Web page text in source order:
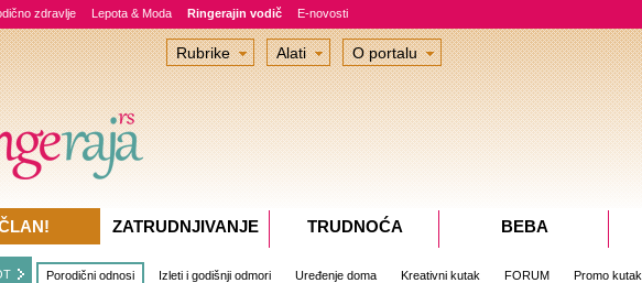
zdravlje Lepota & Moda Ringerajin vodič E-novosti
Porodični odnosi Izleti i godišnji odmori Uređenje doma Kreativni kutak FORUM Promo kutak
Rubrike Alati O portalu
ZATRUDNJIVANJE TRUDNOĆA BEBA